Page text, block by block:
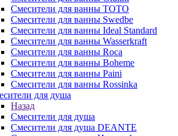
Смесители для ванны TOTO
Смесители для ванны Swedbe
Смесители для ванны Ideal Standard
Смесители для ванны Wasserkraft
Смесители для ванны Roca
Смесители для ванны Boheme
Смесители для ванны Paini
Смесители для ванны Rossinka
для душа
Назад
Смесители для душа
Смесители для душа DEANTE